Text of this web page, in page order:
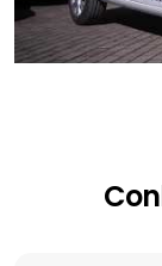
00:00 /